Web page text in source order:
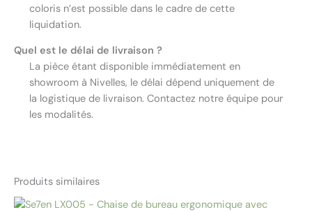
coloris n’est possible dans le cadre de cette
liquidation.
Quel est le délai de livraison ?
La pièce étant disponible immédiatement en
showroom à Nivelles, le délai dépend uniquement de
la logistique de livraison. Contactez notre équipe pour
les modalités.
Produits similaires